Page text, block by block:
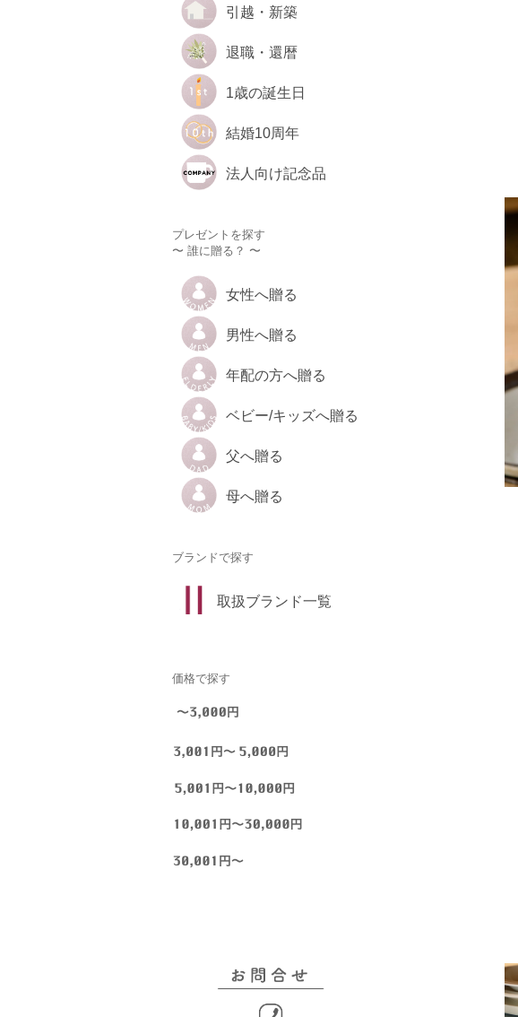
引越・新築
退職・還暦
1歳の誕生日
結婚10周年
法人向け記念品
プレゼントを探す
〜 誰に贈る？ 〜
女性へ贈る
男性へ贈る
年配の方へ贈る
ベビー/キッズへ贈る
父へ贈る
母へ贈る
ブランドで探す
取扱ブランド一覧
価格で探す